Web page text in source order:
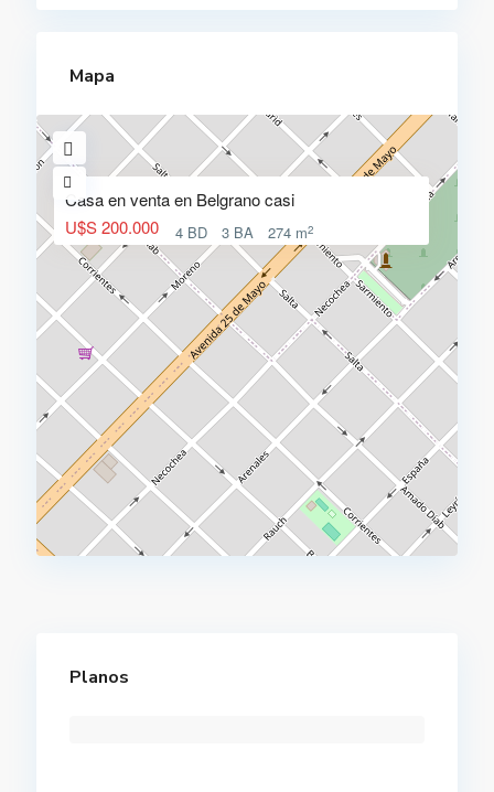
Mapa
Casa en venta en Belgrano casi
U$S 200.000
4 BD 3 BA 274 m2
Planos